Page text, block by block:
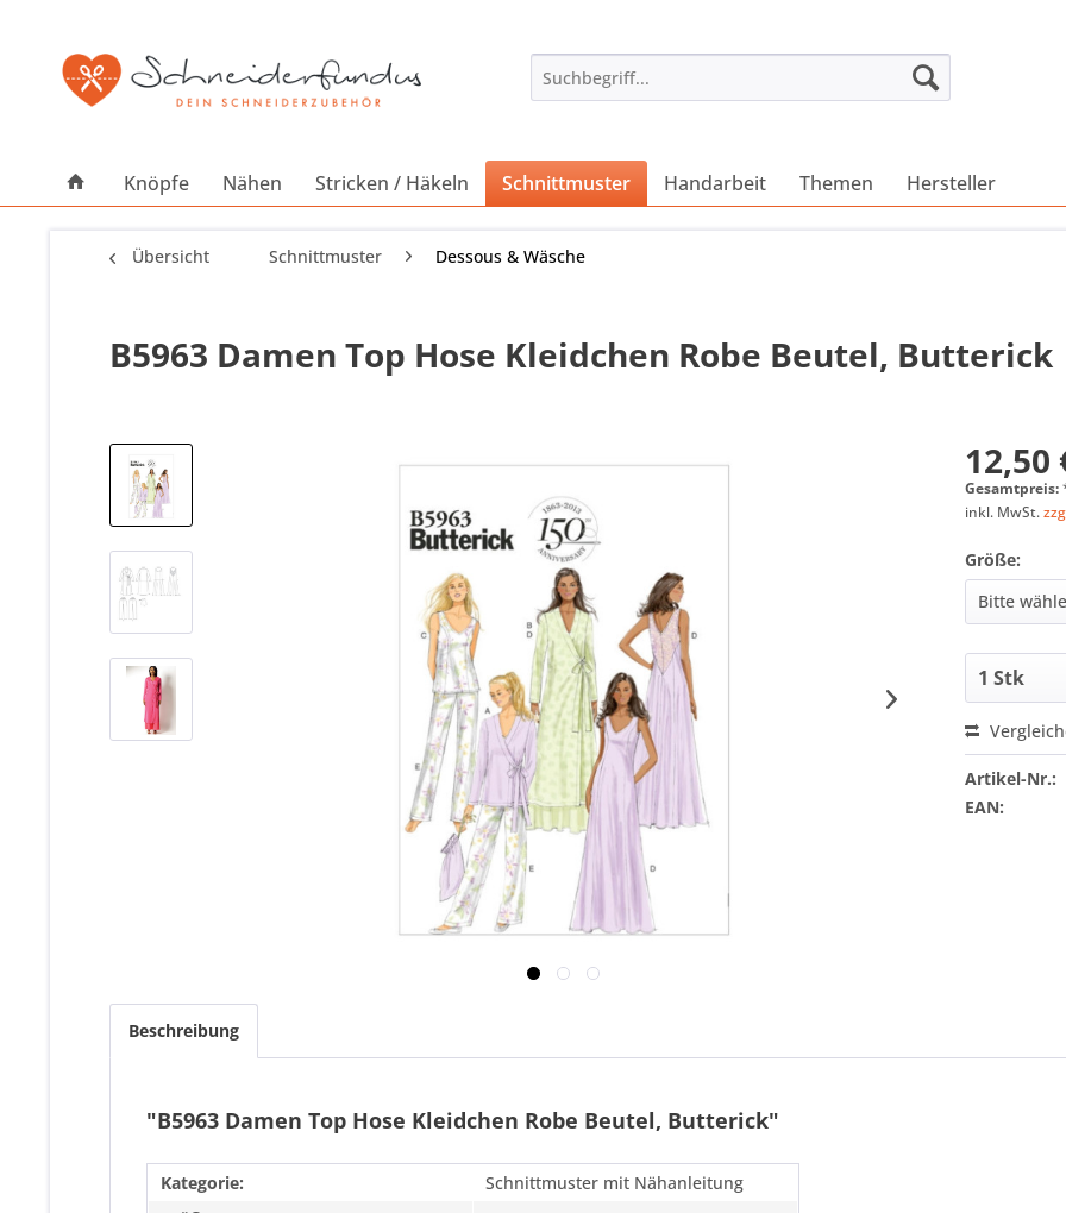
Knöpfe Nähen Stricken / Häkeln Schnittmuster Handarbeit Themen Hersteller
Übersicht Schnittmuster Dessous & Wäsche
B5963 Damen Top Hose Kleidchen Robe Beutel, Butterick
12,50
Gesamtpreis:
inkl. MwSt.
Größe:
Artikel-Nr.:
EAN:
Beschreibung
"B5963 Damen Top Hose Kleidchen Robe Beutel, Butterick"
Kategorie:
Schnittmuster mit Nähanleitung